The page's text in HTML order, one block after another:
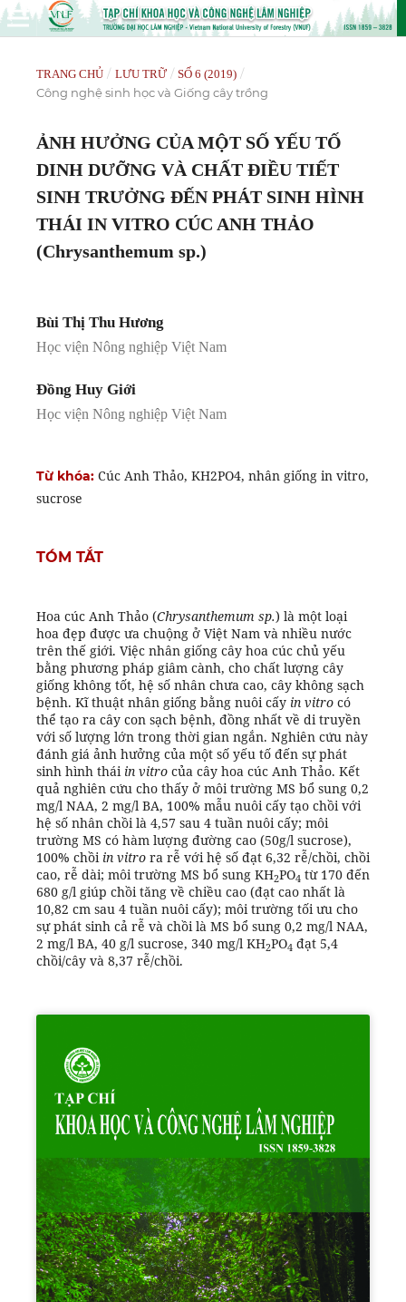
TRANG CHỦ / LƯU TRỮ / SỐ 6 (2019) /
Công nghệ sinh học và Giống cây trồng
ẢNH HƯỞNG CỦA MỘT SỐ YẾU TỐ
DINH DƯỠNG VÀ CHẤT ĐIỀU TIẾT
SINH TRƯỞNG ĐẾN PHÁT SINH HÌNH
THÁI IN VITRO CÚC ANH THẢO
(Chrysanthemum sp.)
Bùi Thị Thu Hương
Học viện Nông nghiệp Việt Nam
Đồng Huy Giới
Học viện Nông nghiệp Việt Nam
Từ khóa: Cúc Anh Thảo, KH2PO4, nhân giống in vitro,
sucrose
TÓM TẮT
Hoa cúc Anh Thảo (Chrysanthemum sp.) là một loại
hoa đẹp được ưa chuộng ở Việt Nam và nhiều nước
trên thế giới. Việc nhân giống cây hoa cúc chủ yếu
bằng phương pháp giâm cành, cho chất lượng cây
giống không tốt, hệ số nhân chưa cao, cây không sạch
bệnh. Kĩ thuật nhân giống bằng nuôi cấy in vitrocó
thể tạo ra cây con sạch bệnh, đồng nhất về di truyền
với số lượng lớn trong thời gian ngắn. Nghiên cứu này
đánh giá ảnh hưởng của một số yếu tố đến sự phát
sinh hình thái in vitrocủa cây hoa cúc Anh Thảo. Kết
quả nghiên cứu cho thấy ở môi trường MS bổ sung 0,2
mg/l NAA, 2 mg/l BA, 100% mẫu nuôi cấy tạo chồi với
hệ số nhân chồi là 4,57 sau 4 tuần nuôi cấy; môi
trường MS có hàm lượng đường cao (50g/l sucrose),
100% chồi in vitrora rễ với hệ số đạt 6,32 rễ/chồi, chồi
cao, rễ dài; môi trường MS bổ sung KH2PO4 từ 170 đến
680 g/l giúp chồi tăng về chiều cao (đạt cao nhất là
10,82 cm sau 4 tuần nuôi cấy); môi trường tối ưu cho
sự phát sinh cả rễ và chồi là MS bổ sung 0,2 mg/l NAA,
2 mg/l BA, 40 g/l sucrose, 340 mg/l KH2PO4 đạt 5,4
chồi/cây và 8,37 rễ/chồi.